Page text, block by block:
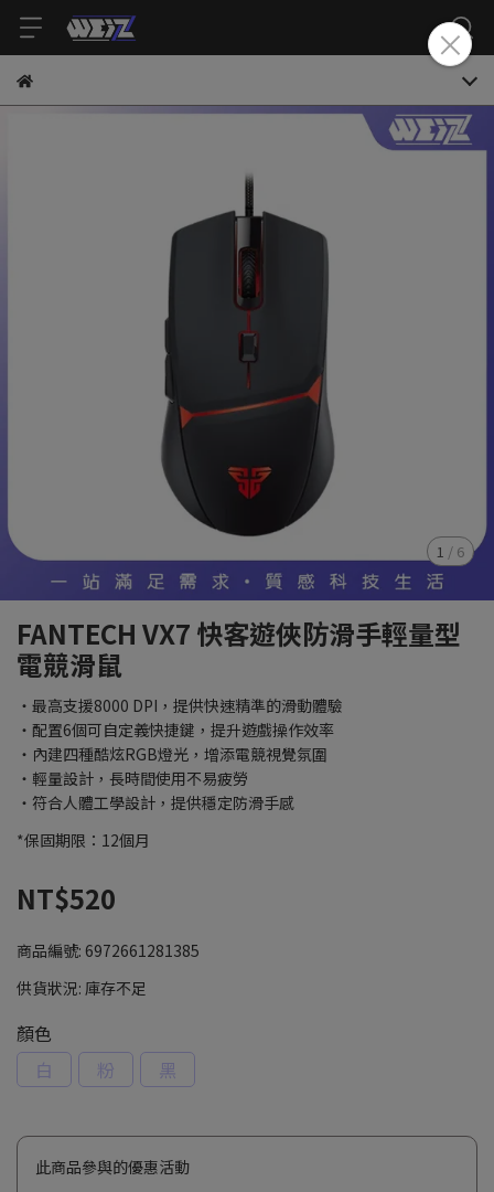
1 / 6
FANTECH VX7 快客遊俠防滑手輕量型
電競滑鼠
・最高支援8000 DPI，提供快速精準的滑動體驗
・配置6個可自定義快捷鍵，提升遊戲操作效率
・內建四種酷炫RGB燈光，增添電競視覺氛圍
・輕量設計，長時間使用不易疲勞
・符合人體工學設計，提供穩定防滑手感
*保固期限：12個月
NT$520
商品編號: 6972661281385
供貨狀況: 庫存不足
顏色
白
粉 黑
此商品參與的優惠活動